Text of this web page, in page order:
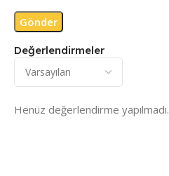
Değerlendirmeler
Henüz değerlendirme yapılmadı.